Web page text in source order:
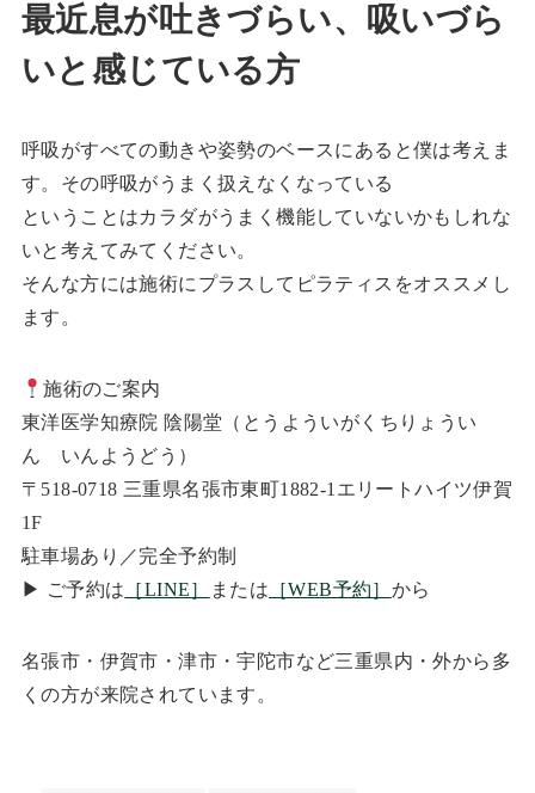
最近息が吐きづらい、吸いづら
いと感じている方
呼吸がすべての動きや姿勢のベースにあると僕は考えま
す。その呼吸がうまく扱えなくなっている
ということはカラダがうまく機能していないかもしれな
いと考えてみてください。
そんな方には施術にプラスしてピラティスをオススメし
ます。
施術のご案内
東洋医学知療院 陰陽堂（とうよういがくちりょうい
ん いんようどう）
〒518-0718 三重県名張市東町1882-1エリートハイツ伊賀
1F
駐車場あり／完全予約制
▶ ご予約は ［LINE］ または ［WEB予約］ から
名張市・伊賀市・津市・宇陀市など三重県内・外から多
くの方が来院されています。